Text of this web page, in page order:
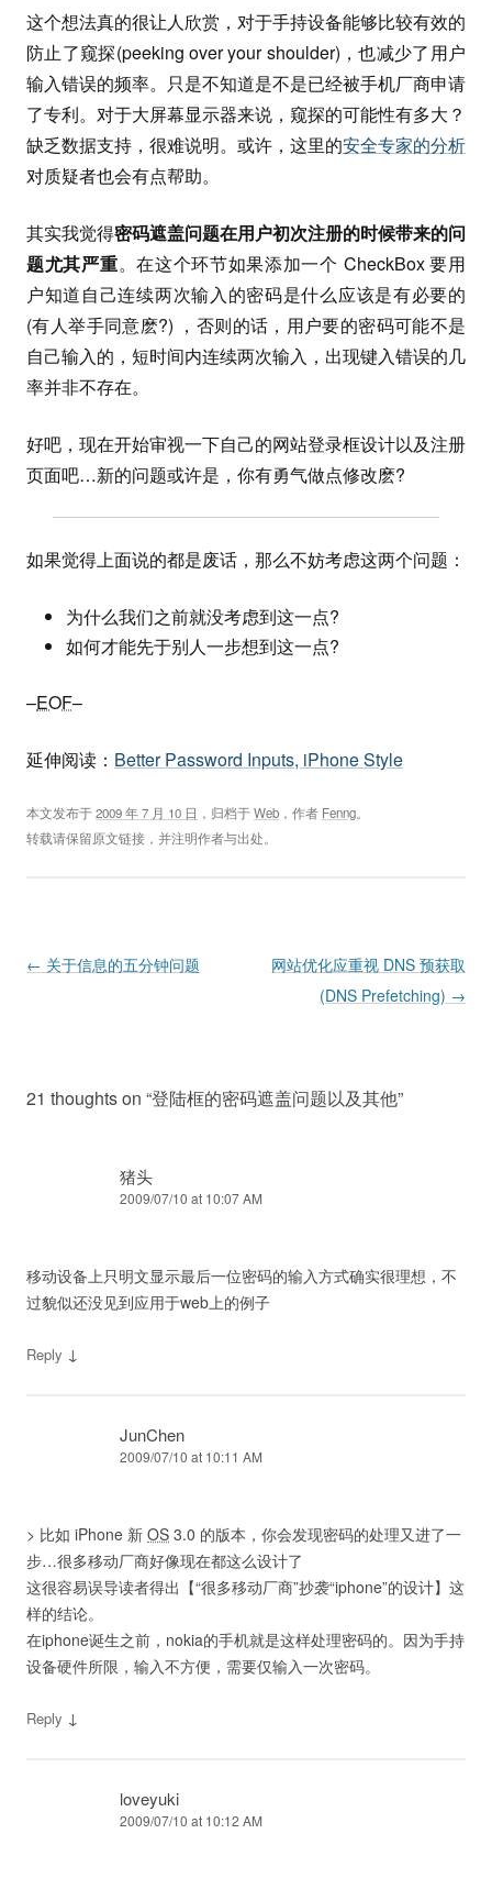
这个想法真的很让人欣赏，对于手持设备能够比较有效的
防止了窥探(peeking over your shoulder)，也减少了用户
输入错误的频率。只是不知道是不是已经被手机厂商申请
了专利。对于大屏幕显示器来说，窥探的可能性有多大？
缺乏数据支持，很难说明。或许，这里的安全专家的分析
对质疑者也会有点帮助。
其实我觉得密码遮盖问题在用户初次注册的时候带来的问
题尤其严重。在这个环节如果添加一个 CheckBox 要用
户知道自己连续两次输入的密码是什么应该是有必要的
(有人举手同意麽?) ，否则的话，用户要的密码可能不是
自己输入的，短时间内连续两次输入，出现键入错误的几
率并非不存在。
好吧，现在开始审视一下自己的网站登录框设计以及注册
页面吧…新的问题或许是，你有勇气做点修改麽?
如果觉得上面说的都是废话，那么不妨考虑这两个问题：
为什么我们之前就没考虑到这一点?
如何才能先于别人一步想到这一点?
–EOF–
延伸阅读： Better Password Inputs, iPhone Style
本文发布于2009 年 7 月 10 日 ，归档于Web ，作者 Fenng。
转载请保留原文链接，并注明作者与出处。
Post navigation
← 关于信息的五分钟问题
网站优化应重视 DNS 预获取
(DNS Prefetching) →
21 thoughts on “登陆框的密码遮盖问题以及其他”
猪头
2009/07/10 at 10:07 AM
移动设备上只明文显示最后一位密码的输入方式确实很理想，不
过貌似还没见到应用于web上的例子
Reply ↓
JunChen
2009/07/10 at 10:11 AM
> 比如 iPhone 新 OS 3.0 的版本，你会发现密码的处理又进了一
步…很多移动厂商好像现在都这么设计了
这很容易误导读者得出【“很多移动厂商”抄袭“iphone”的设计】这
样的结论。
在iphone诞生之前，nokia的手机就是这样处理密码的。因为手持
设备硬件所限，输入不方便，需要仅输入一次密码。
Reply ↓
loveyuki
2009/07/10 at 10:12 AM